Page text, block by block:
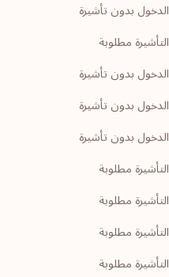
الدخول بدون تأشيرة
التأشيرة مطلوبة
الدخول بدون تأشيرة
الدخول بدون تأشيرة
الدخول بدون تأشيرة
التأشيرة مطلوبة
التأشيرة مطلوبة
التأشيرة مطلوبة
التأشيرة مطلوبة